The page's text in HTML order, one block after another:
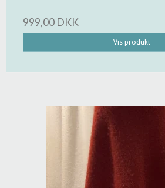
999,00 DKK
Vis produkt